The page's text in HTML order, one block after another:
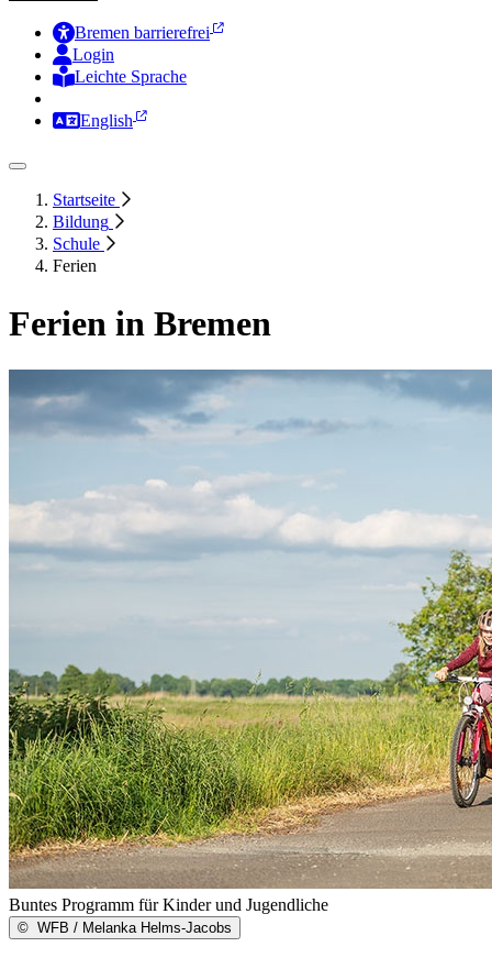
Bremen barrierefrei
Login
Leichte Sprache
English
Startseite
Bildung
Schule
Ferien
Ferien in Bremen
Buntes Programm für Kinder und Jugendliche
© WFB / Melanka Helms-Jacobs